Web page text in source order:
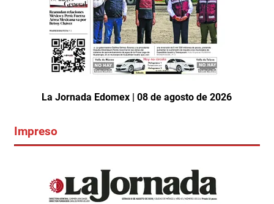
La Jornada Edomex | 08 de agosto de 2026
Impreso